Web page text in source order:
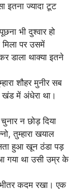
इतना ज्यादा टूट
भी दुश्वार हो
पर उसमें
डाला थाक्या इतने
शौहर मुनीर सब
खंड में अंधेरा था।
न छोड़ दिया
तुम्हारा खयाल
हुआ खून ठंडा पड़
गया था उसी उम्र के
कदम रखा। एक